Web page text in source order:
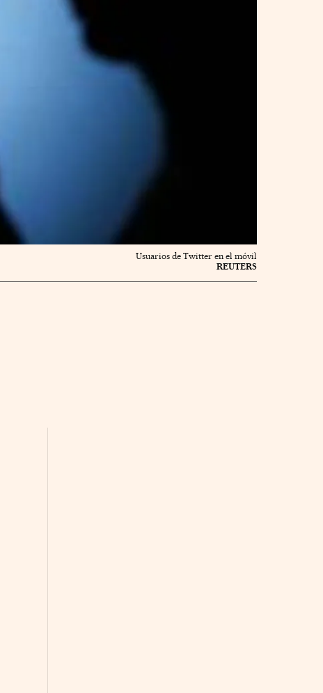
Usuarios de Twitter en el móvil
REUTERS